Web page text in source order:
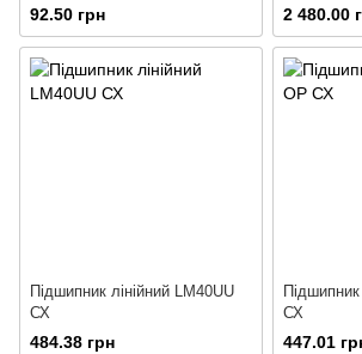
Сальник армований з
пружинкою
92.50 грн 2 480.00
Підшипник лінійний LM40UU
СХ
484.38 грн
СХ
447.01